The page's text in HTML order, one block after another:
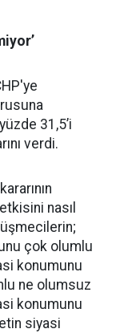
31,5’i
verdi.
nasıl
çok olumlu
konumunu
ne olumsuz
konumunu
siyasi